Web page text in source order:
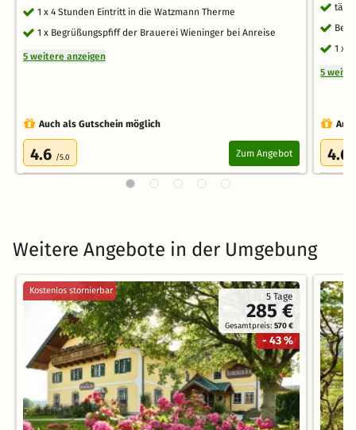
1 x 4 Stunden Eintritt in die Watzmann Therme
1 x Begrüßungspfiff der Brauerei Wieninger bei Anreise
5 weitere anzeigen
Auch als Gutschein möglich
4.6 /5.0 Zum Angebot
1 x
5
4.6
Weitere Angebote in der Umgebung
5 Tage
285 €
Gesamtpreis:570 €
- 43 %
Kostenlos stornierbar